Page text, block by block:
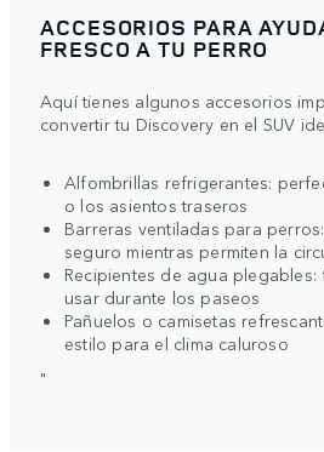
ACCESORIOS PARA
FRESCO A TU PERRO
Aquí tienes algunos accesorios
convertir tu Discovery en el SUV
Alfombrillas refrigerantes:
o los asientos traseros
Barreras ventiladas para
seguro mientras permiten la
Recipientes de agua
usar durante los paseos
Pañuelos o camisetas
estilo para el clima caluroso
"